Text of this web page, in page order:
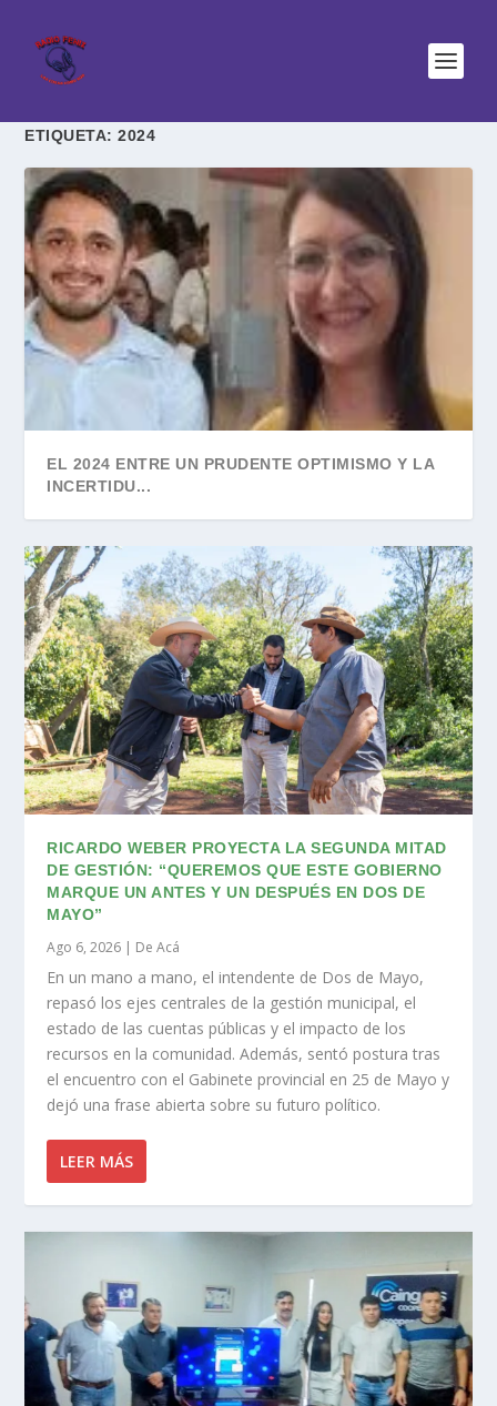
ETIQUETA:2024
EL 2024 ENTRE UN PRUDENTE OPTIMISMO Y LA
INCERTIDU...
RICARDO WEBER PROYECTA LA SEGUNDA MITAD
DE GESTIÓN: “QUEREMOS QUE ESTE GOBIERNO
MARQUE UN ANTES Y UN DESPUÉS EN DOS DE
MAYO”
Ago 6, 2026 | De Acá
En un mano a mano, el intendente de Dos de Mayo,
repasó los ejes centrales de la gestión municipal, el
estado de las cuentas públicas y el impacto de los
recursos en la comunidad. Además, sentó postura tras
el encuentro con el Gabinete provincial en 25 de Mayo y
dejó una frase abierta sobre su futuro político.
LEER MÁS